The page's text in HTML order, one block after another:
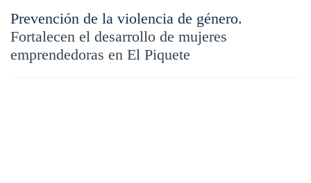
Prevención de la violencia de género.
Fortalecen el desarrollo de mujeres
emprendedoras en El Piquete